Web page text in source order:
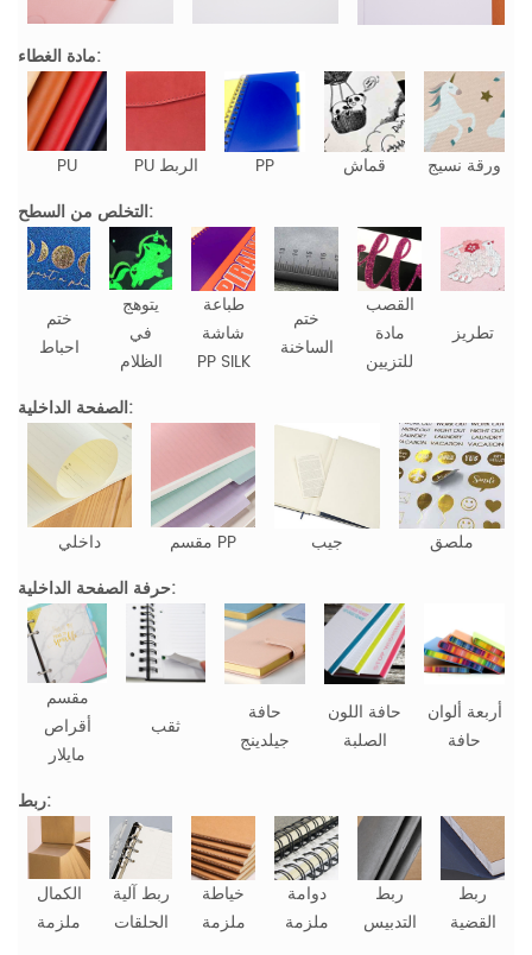
مادة الغطاء:
PU PU الربط PP قماش
ورقة نسيج
التخلص من السطح:
ختم
احباط
يتوهج
في
الظلام
طباعة
شاشة
PP SILK
ختم
الساخنة
القصب
مادة
للتزيين
تطريز
الصفحة الداخلية:
داخلي مقسم PP جيب
ملصق
حرفة الصفحة الداخلية:
مقسم
أقراص
مايلار
ثقب
حافة
جيلدينج
حافة اللون
الصلبة
أربعة ألوان
حافة
ربط:
الكمال
ملزمة
ربط آلية
الحلقات
خياطة
ملزمة
دوامة
ملزمة
ربط
التدبيس
ربط
القضية